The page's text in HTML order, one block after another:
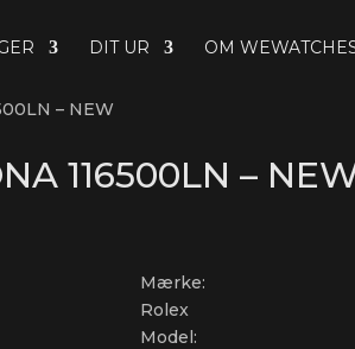
DIT UR OM
– NEW
116500LN –
Mærke:
Rolex
Model: